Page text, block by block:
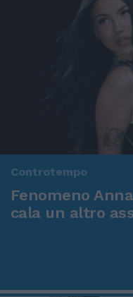
Controtempo
Fenomeno
cala un altro